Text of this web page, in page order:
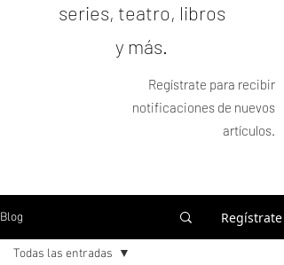
series, teatro, libros
y más.
Regístrate para recibir
notificaciones de nuevos
artículos.
Blog Regístrate
Todas las entradas